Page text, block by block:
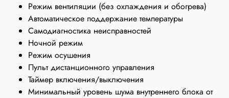
Режим вентиляции (без охлаждения и обогрева)
Автоматическое поддержание температуры
Самодиагностика неисправностей
Ночной режим
Режим осушения
Пульт дистанционного управления
Таймер включения/выключения
Минимальный уровень шума внутреннего блока от